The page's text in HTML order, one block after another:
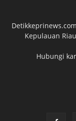
Kepulauan
Hubungi